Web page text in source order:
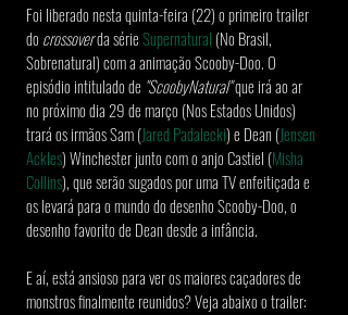
Foi liberado nesta quinta-feira (22) o primeiro trailer
do crossover da série Supernatural (No Brasil,
Sobrenatural) com a animação Scooby-Doo. O
episódio intitulado de "ScoobyNatural" que irá ao ar
no próximo dia 29 de março (Nos Estados Unidos)
trará os irmãos Sam (Jared Padalecki) e Dean (Jensen
Ackles) Winchester junto com o anjo Castiel (Misha
Collins), que serão sugados por uma TV enfeitiçada e
os levará para o mundo do desenho Scooby-Doo, o
desenho favorito de Dean desde a infância.
E aí, está ansioso para ver os maiores caçadores de
monstros finalmente reunidos? Veja abaixo o trailer: